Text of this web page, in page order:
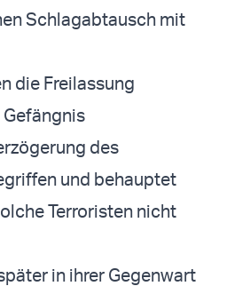
Schlagabtausch mit
die Freilassung
des
und behauptet
Terroristen nicht
in ihrer Gegenwart